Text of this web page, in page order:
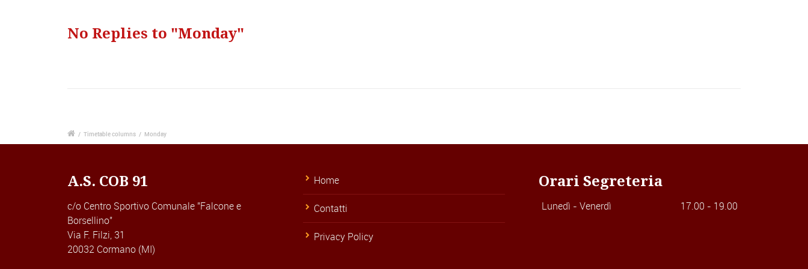
No Replies to "Monday"
/ Timetable columns / Monday
A.S. COB 91
c/o Centro Sportivo Comunale "Falcone e
Borsellino"
Via F. Filzi, 31
20032 Cormano (MI)
Home
Contatti
Privacy Policy
Orari Segreteria
Lunedì - Venerdì 17.00 - 19.00